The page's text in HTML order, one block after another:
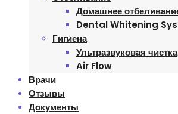
Домашнее
Dental Whitening
Гигиена
Ультразвуковая чистка
Air Flow
Врачи
Отзывы
Документы